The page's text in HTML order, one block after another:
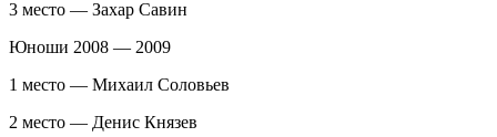
3 место — Захар Савин
Юноши 2008 — 2009
1 место — Михаил Соловьев
2 место — Денис Князев